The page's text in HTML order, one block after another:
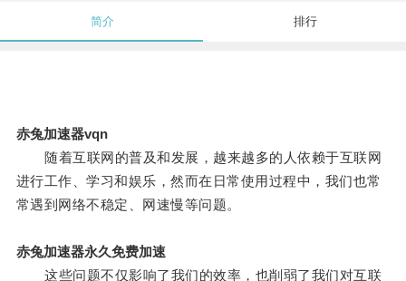
简介 排行
赤兔加速器vqn
随着互联网的普及和发展，越来越多的人依赖于互联网
进行工作、学习和娱乐，然而在日常使用过程中，我们也常
常遇到网络不稳定、网速慢等问题。
赤兔加速器永久免费加速
这些问题不仅影响了我们的效率，也削弱了我们对互联